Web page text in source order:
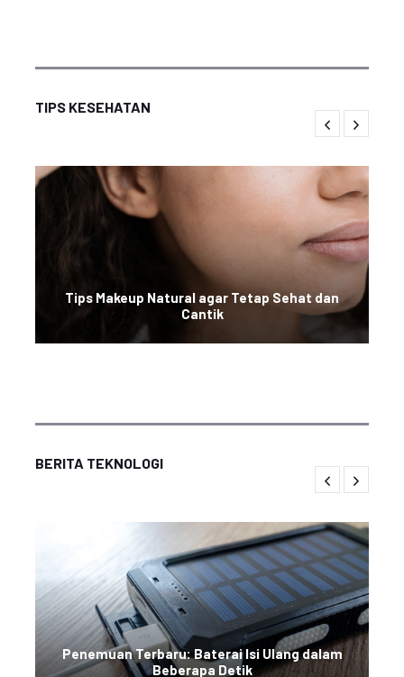
TIPS KESEHATAN
Tips Makeup Natural agar Tetap Sehat dan
Cantik
BERITA TEKNOLOGI
Penemuan Terbaru: Baterai Isi Ulang dalam
Beberapa Detik